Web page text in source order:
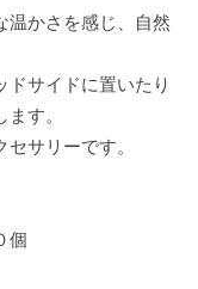
温かさを感じ、自然
ドサイドに置いたり
す。
サリーです。
個